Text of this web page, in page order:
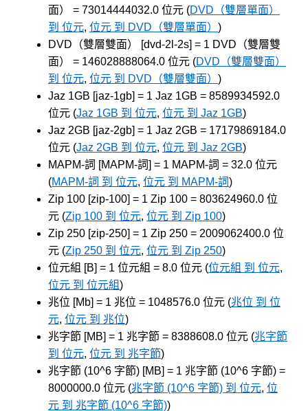
面） = 73014444032.0 位元 (DVD（雙層單面）
到 位元, 位元 到 DVD（雙層單面） )
DVD（雙層雙面） [dvd-2l-2s] = 1 DVD（雙層雙
面） = 146028888064.0 位元 (DVD（雙層雙面）
到 位元, 位元 到 DVD（雙層雙面） )
Jaz 1GB [jaz-1gb] = 1 Jaz 1GB = 8589934592.0
位元 (Jaz 1GB 到 位元, 位元 到 Jaz 1GB)
Jaz 2GB [jaz-2gb] = 1 Jaz 2GB = 17179869184.0
位元 (Jaz 2GB 到 位元, 位元 到 Jaz 2GB)
MAPM-詞 [MAPM-詞] = 1 MAPM-詞 = 32.0 位元
(MAPM-詞 到 位元, 位元 到 MAPM-詞)
Zip 100 [zip-100] = 1 Zip 100 = 803624960.0 位
元 (Zip 100 到 位元, 位元 到 Zip 100)
Zip 250 [zip-250] = 1 Zip 250 = 2009062400.0 位
元 (Zip 250 到 位元, 位元 到 Zip 250)
位元組 [B] = 1 位元組 = 8.0 位元 (位元組 到 位元,
位元 到 位元組)
兆位 [Mb] = 1 兆位 = 1048576.0 位元 (兆位 到 位
元, 位元 到 兆位)
兆字節 [MB] = 1 兆字節 = 8388608.0 位元 (兆字節
到 位元, 位元 到 兆字節)
兆字節 (10^6 字節) [MB] = 1 兆字節 (10^6 字節) =
8000000.0 位元 (兆字節 (10^6 字節) 到 位元, 位
元 到 兆字節 (10^6 字節))